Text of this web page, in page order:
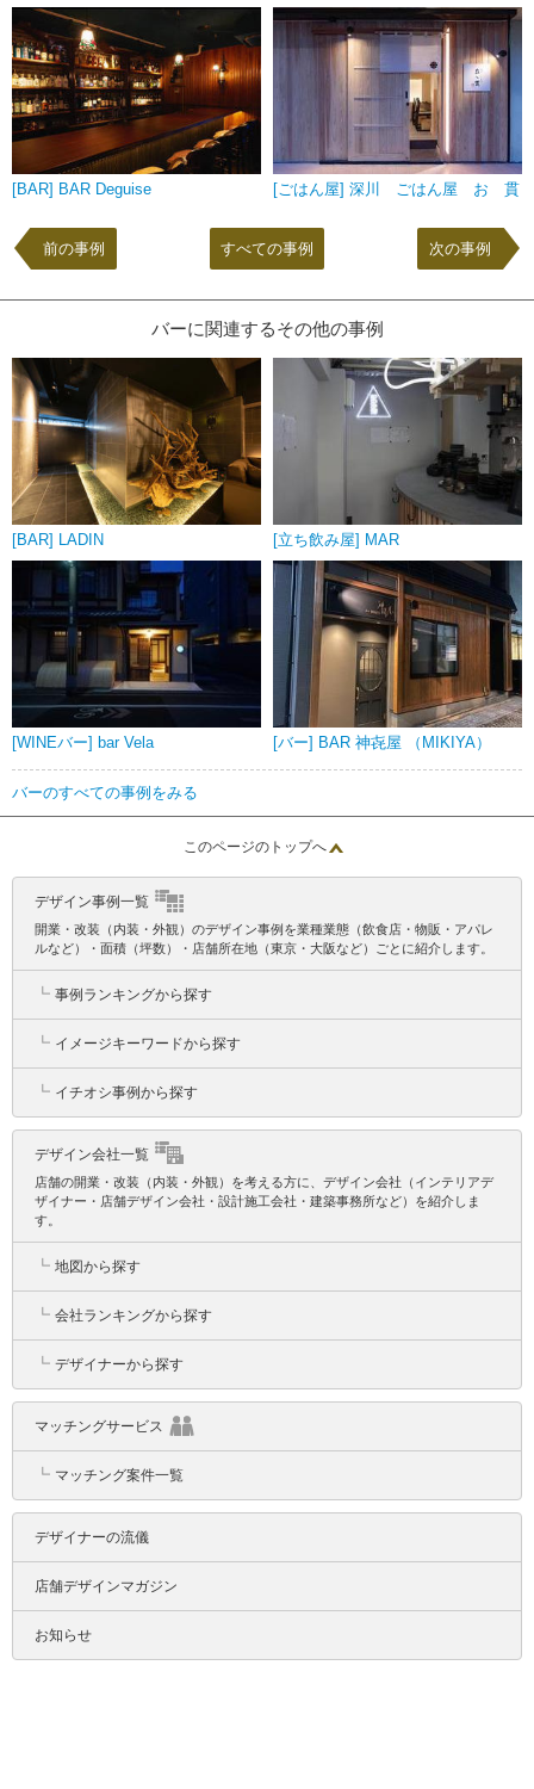
[BAR] BAR Deguise [ごはん屋] 深川 ごはん屋 おゝ貫
前の事例 次の事例
すべての事例
バーに関連するその他の事例
[BAR] LADIN [立ち飲み屋] MAR
[WINEバー] bar Vela [バー] BAR 神㐂屋 （MIKIYA）
バーのすべての事例をみる
このページのトップへ
デザイン事例一覧
開業・改装（内装・外観）のデザイン事例を業種業態（飲食店・物販・アパレ
ルなど）・面積（坪数）・店舗所在地（東京・大阪など）ごとに紹介します。
┗ 事例ランキングから探す
┗ イメージキーワードから探す
┗ イチオシ事例から探す
デザイン会社一覧
店舗の開業・改装（内装・外観）を考える方に、デザイン会社（インテリアデ
ザイナー・店舗デザイン会社・設計施工会社・建築事務所など）を紹介しま
す。
┗ 地図から探す
┗ 会社ランキングから探す
┗ デザイナーから探す
マッチングサービス
┗ マッチング案件一覧
デザイナーの流儀
店舗デザインマガジン
お知らせ